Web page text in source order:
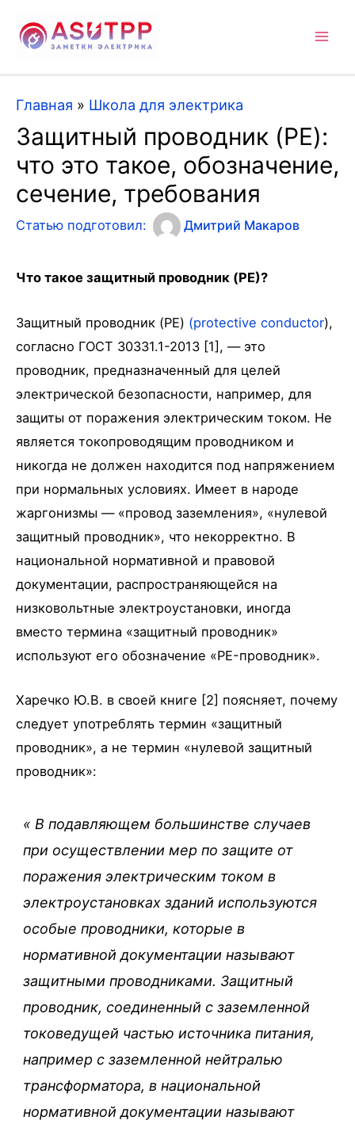
Главная » Школа для электрика
Защитный проводник (PE):
что это такое, обозначение,
сечение, требования
Статью подготовил: Дмитрий Макаров
Что такое защитный проводник (PE)?
Защитный проводник (PE) (protective conductor),
согласно ГОСТ 30331.1-2013 [1], — это
проводник, предназначенный для целей
электрической безопасности, например, для
защиты от поражения электрическим током. Не
является токопроводящим проводником и
никогда не должен находится под напряжением
при нормальных условиях. Имеет в народе
жаргонизмы — «провод заземления», «нулевой
защитный проводник», что некорректно. В
национальной нормативной и правовой
документации, распространяющейся на
низковольтные электроустановки, иногда
вместо термина «защитный проводник»
используют его обозначение «PE-проводник».
Харечко Ю.В. в своей книге [2] поясняет, почему
следует употреблять термин «защитный
проводник», а не термин «нулевой защитный
проводник»:
« В подавляющем большинстве случаев
при осуществлении мер по защите от
поражения электрическим током в
электроустановках зданий используются
особые проводники, которые в
нормативной документации называют
защитными проводниками. Защитный
проводник, соединенный с заземленной
токоведущей частью источника питания,
например с заземленной нейтралью
трансформатора, в национальной
нормативной документации называют